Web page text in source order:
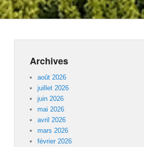
Archives
août 2026
juillet 2026
juin 2026
mai 2026
avril 2026
mars 2026
février 2026